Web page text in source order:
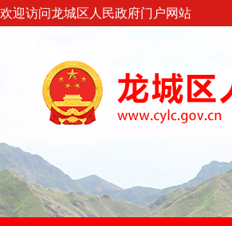
欢迎访问龙城区人民政府门户网站